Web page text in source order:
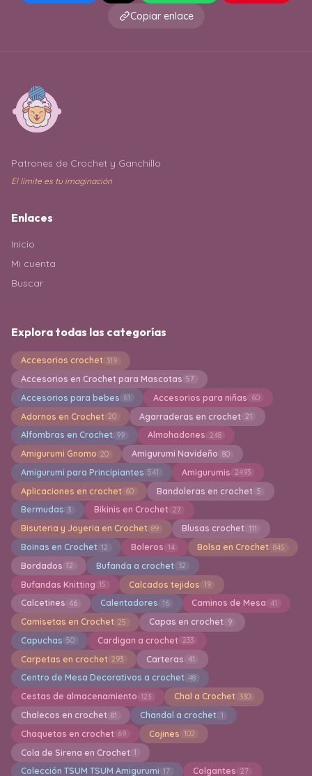
Copiar enlace
Patrones de Crochet y Ganchillo
El límite es tu imaginación
Enlaces
Inicio
Mi cuenta
Buscar
Explora todas las categorías
Accesorios crochet 319
Accesorios en Crochet para Mascotas 57
Accesorios para bebes 61 Accesorios para niñas 60
Adornos en Crochet 20 Agarraderas en crochet 21
Alfombras en Crochet 99 Almohadones 248
Amigurumi Gnomo 20 Amigurumi Navideño 80
Amigurumi para Principiantes 541 Amigurumis 2493
Aplicaciones en crochet 60 Bandoleras en crochet 5
Bermudas 3 Bikinis en Crochet 27
Bisuteria y Joyeria en Crochet 89 Blusas crochet 111
Boinas en Crochet 12 Boleros 14 Bolsa en Crochet 845
Bordados 12 Bufanda a crochet 32
Bufandas Knitting 15 Calcados tejidos 19
Calcetines 46 Calentadores 16 Caminos de Mesa 41
Camisetas en Crochet 25 Capas en crochet 9
Capuchas 50 Cardigan a crochet 233
Carpetas en crochet 293 Carteras 41
Centro de Mesa Decorativos a crochet 48
Cestas de almacenamiento 123 Chal a Crochet 330
Chalecos en crochet 81 Chandal a crochet 1
Chaquetas en crochet 69 Cojines 102
Cola de Sirena en Crochet 1
Colección TSUM TSUM Amigurumi 17 Colgantes 27